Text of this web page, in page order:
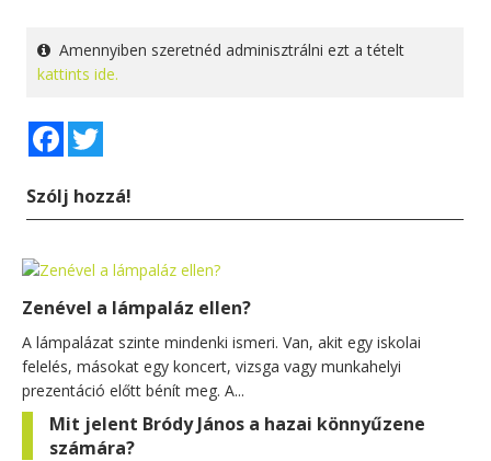
Amennyiben szeretnéd adminisztrálni ezt a tételt
kattints ide.
Facebook
Szólj hozzá!
Zenével a lámpaláz ellen?
A lámpalázat szinte mindenki ismeri. Van, akit egy iskolai
felelés, másokat egy koncert, vizsga vagy munkahelyi
prezentáció előtt bénít meg. A...
Mit jelent Bródy János a hazai könnyűzene
számára?